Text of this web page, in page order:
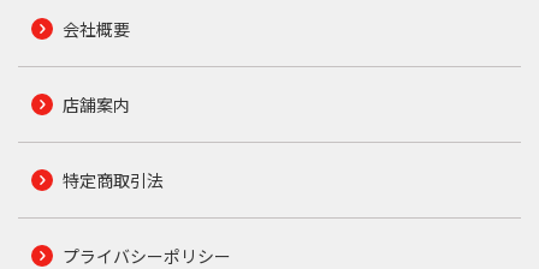
会社概要
店舗案内
特定商取引法
プライバシーポリシー